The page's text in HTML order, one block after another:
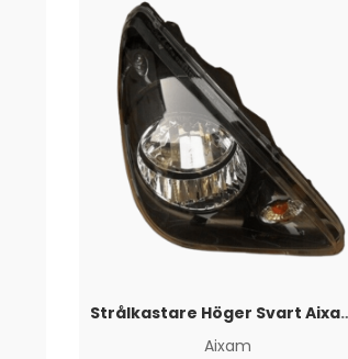
Strålkastare
Aixam